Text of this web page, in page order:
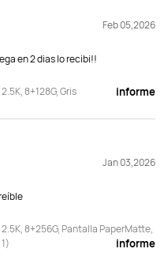
PPI
Capacidad de la Bateria
Feb 05,2026
en 2 dias lo recibi!!
8+128G, Gris informe
Jan 03,2026
2.5K, 8+256G, Pantalla PaperMatte,
informe